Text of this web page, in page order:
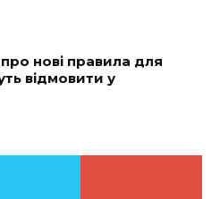
нові правила для
відмовити у